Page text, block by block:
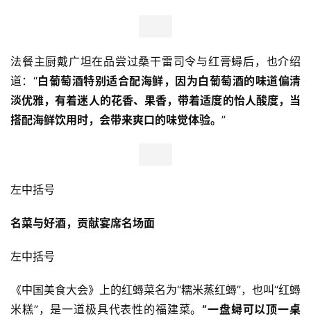
法餐主厨戴广坦在品尝过桑干雷司令与红膏蟳后，也介绍
道：“白葡萄酒特别适合配海鲜，因为白葡萄酒的味道偏清
淡优雅，有着迷人的花香、果香，带着适度的怡人酸度，当
搭配海鲜饮用时，会带来爽口的味觉体验。 ”
左中括号
名菜与好酒，贡献宴席名场面
左中括号
《中国美食大会》上的红蟳菜名为“糯米蒸红蟳”，也叫“红蟳
米糕”，是一道极具代表性的福建菜。“一盘蟳可以顶一桌